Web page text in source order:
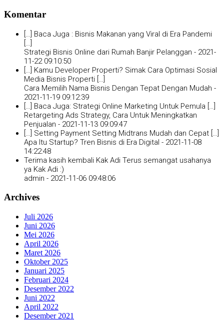
Komentar
[…] Baca Juga : Bisnis Makanan yang Viral di Era Pandemi
Strategi Bisnis Online dari Rumah Banjir Pelanggan - 2021-
11-22 09:10:50
[…] Kamu Developer Properti? Simak Cara Optimasi Sosial
Media Bisnis Properti […]
Cara Memilih Nama Bisnis Dengan Tepat Dengan Mudah -
2021-11-19 09:12:39
[…] Baca Juga: Strategi Online Marketing Untuk Pemula […]
Retargeting Ads Strategy, Cara Untuk Meningkatkan
Penjualan - 2021-11-13 09:09:47
[…] Setting Payment Setting Midtrans Mudah dan Cepat […]
Apa Itu Startup? Tren Bisnis di Era Digital - 2021-11-08
14:22:48
Terima kasih kembali Kak Adi Terus semangat usahanya
ya Kak Adi :)
admin - 2021-11-06 09:48:06
Archives
Juli 2026
Juni 2026
Mei 2026
April 2026
Maret 2026
Oktober 2025
Januari 2025
Februari 2024
Desember 2022
Juni 2022
April 2022
Desember 2021